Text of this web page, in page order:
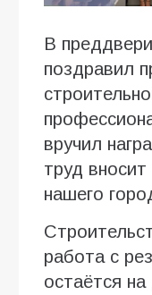
В
поздравил
вручил
труд
нашего
работа с
остаётся